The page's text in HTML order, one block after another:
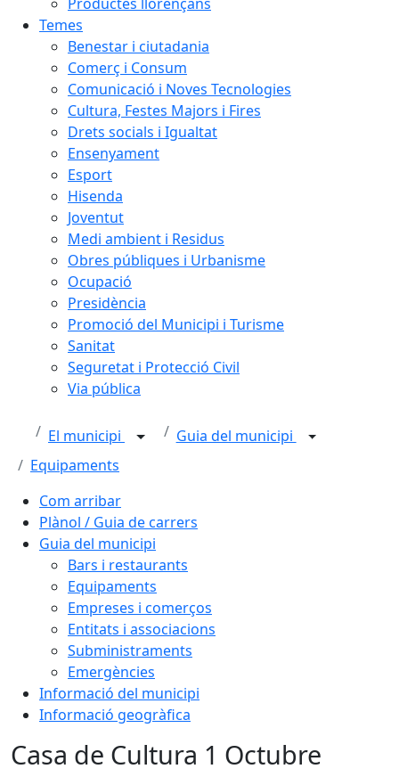
Temes
Benestar i ciutadania
Comerç i Consum
Comunicació i Noves Tecnologies
Cultura, Festes Majors i Fires
Drets socials i Igualtat
Ensenyament
Esport
Hisenda
Joventut
Medi ambient i Residus
Obres públiques i Urbanisme
Ocupació
Presidència
Promoció del Municipi i Turisme
Sanitat
Seguretat i Protecció Civil
Via pública
El municipi
Guia del municipi
Equipaments
Com arribar
Plànol / Guia de carrers
Guia del municipi
Bars i restaurants
Equipaments
Empreses i comerços
Entitats i associacions
Subministraments
Emergències
Informació del municipi
Informació geogràfica
Casa de Cultura 1 Octubre